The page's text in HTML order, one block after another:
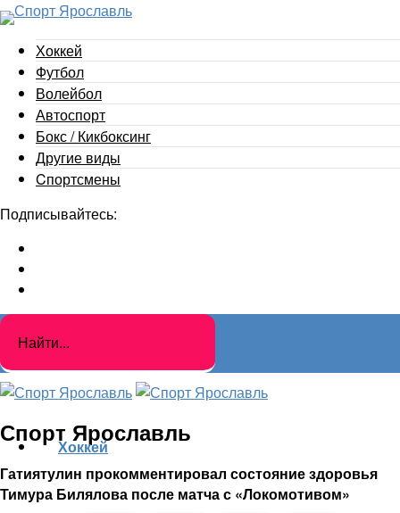
Хоккей
Футбол
Волейбол
Автоспорт
Бокс / Кикбоксинг
Другие виды
Cпортсмены
Подписывайтесь:
Спорт Ярославль
Гатиятулин прокомментировал состояние здоровья
Тимура Билялова после матча с «Локомотивом»
Хоккей